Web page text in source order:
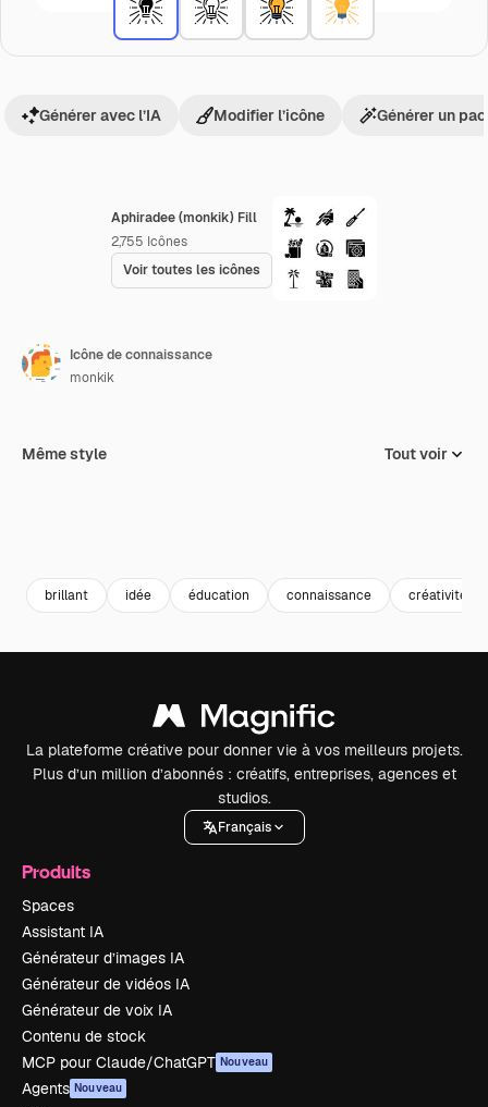
Aphiradee (monkik) Fill
2,755 Icônes
Voir toutes les icônes
Générer avec l’IA Modifier l’icône Générer un
Icône de connaissance
monkik
Même style Tout voir
brillant idée éducation connaissance créativité
La plateforme créative pour donner vie à vos meilleurs projets.
Plus d’un million d’abonnés : créatifs, entreprises, agences et
studios.
Français
Produits
Spaces
Assistant IA
Générateur d’images IA
Générateur de vidéos IA
Générateur de voix IA
Contenu de stock
MCP pour Claude/ChatGPT Nouveau
Agents Nouveau